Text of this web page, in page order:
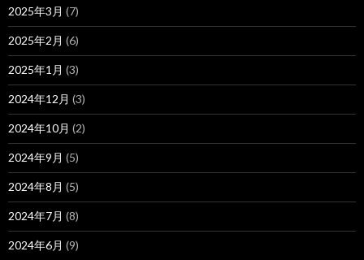
2025年3月 (7)
2025年2月 (6)
2025年1月 (3)
2024年12月 (3)
2024年10月 (2)
2024年9月 (5)
2024年8月 (5)
2024年7月 (8)
2024年6月 (9)